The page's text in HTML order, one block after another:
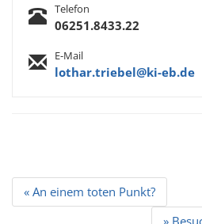
Telefon
06251.8433.22
E-Mail
lothar.triebel@ki-eb.de
Beitrags
« An einem toten Punkt?
»